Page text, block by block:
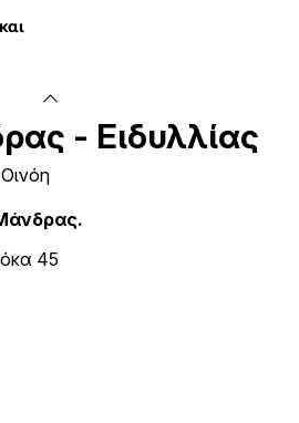
- Ειδυλλίας
45